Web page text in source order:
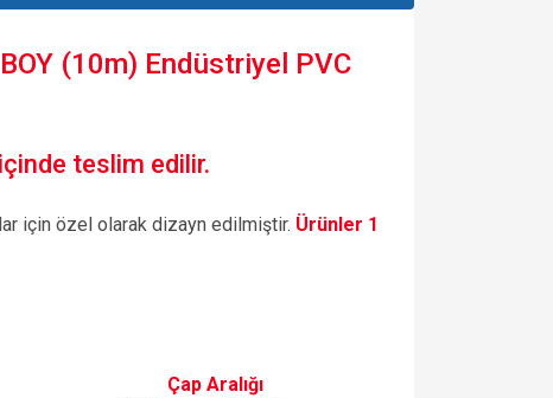
(10m) Endüstriyel PVC
teslim edilir.
için özel olarak dizayn edilmiştir. Ürünler 1
Çap Aralığı